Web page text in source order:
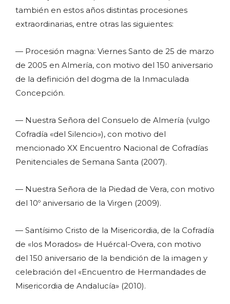
también en estos años distintas procesiones
extraordinarias, entre otras las siguientes:
— Procesión magna: Viernes Santo de 25 de marzo
de 2005 en Almería, con motivo del 150 aniversario
de la definición del dogma de la Inmaculada
Concepción.
— Nuestra Señora del Consuelo de Almería (vulgo
Cofradía «del Silencio»), con motivo del
mencionado XX Encuentro Nacional de Cofradías
Penitenciales de Semana Santa (2007).
— Nuestra Señora de la Piedad de Vera, con motivo
del 10º aniversario de la Virgen (2009).
— Santísimo Cristo de la Misericordia, de la Cofradía
de «los Morados» de Huércal-Overa, con motivo
del 150 aniversario de la bendición de la imagen y
celebración del «Encuentro de Hermandades de
Misericordia de Andalucía» (2010).